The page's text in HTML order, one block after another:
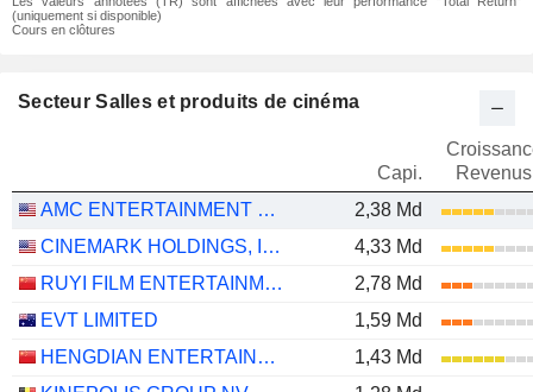
(uniquement si disponible)
Cours en clôtures
Secteur Salles et produits de cinéma
Capi.
Revenus
AMC ENTERTAINMENT HOLDINGS, INC.
2,38 Md
CINEMARK HOLDINGS, INC.
4,33 Md
RUYI FILM ENTERTAINMENT COMPANY LIMITED
2,78 Md
EVT LIMITED
1,59 Md
HENGDIAN ENTERTAINMENT CO.,LTD
1,43 Md